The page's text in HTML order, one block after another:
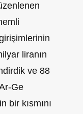
liranın
ve 88
Ge
kısmını